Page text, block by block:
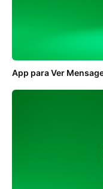
App para Ver